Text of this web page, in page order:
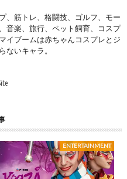
、筋トレ、格闘技、ゴルフ、モー
音楽、旅行、ペット飼育、コスプ
イブームは赤ちゃんコスプレとジ
ないキャラ。
ENTERTAINMENT